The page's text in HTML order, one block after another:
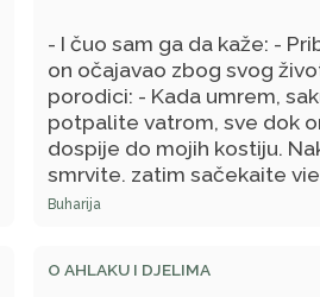
- I čuo sam ga da kaže: -
on očajavao zbog svog
porodici: - Kada umrem,
potpalite vatrom, sve dok
dospije do mojih kostiju.
smrvite, zatim sačekajte
u more. - Oni su to uradili.
Čuo sam ga da je rekao da
Buharija
O AHLAKU I DJELIMA